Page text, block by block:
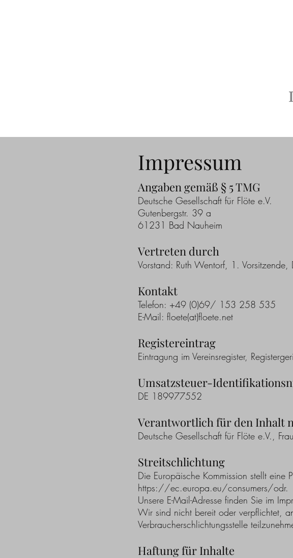
Impressum
Angaben gemäß § 5 TMG
Deutsche Gesellschaft für Flöte e.V.
Gutenbergstr. 39 a
61231 Bad Nauheim
Vertreten durch
Vorstand: Ruth Wentorf, 1.
Kontakt
Telefon: +49 (0)69/ 153 258 535
E-Mail: floete(at)floete.net
Registereintrag
Eintragung im Vereinsregister,
Umsatzsteuer-
DE 189977552
Verantwortlich für den Inhalt
Deutsche Gesellschaft für Flöte e.V.,
Streitschlichtung
Die Europäische Kommission stellt eine
https://ec.europa.eu/consumers/odr.
Unsere E-Mail-Adresse finden Sie im
Wir sind nicht bereit oder verpflichtet,
Verbraucherschlichtungsstelle
Haftung für Inhalte